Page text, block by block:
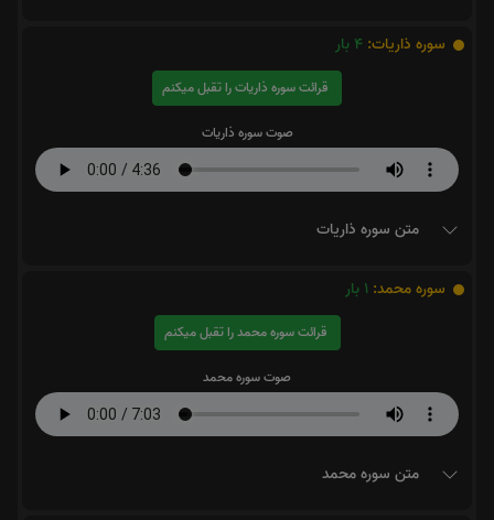
سوره ذاریات: 4 بار
قرائت سوره ذاریات را تقبل میکنم
صوت سوره ذاریات
متن سوره ذاریات
سوره محمد: 1 بار
قرائت سوره محمد را تقبل میکنم
صوت سوره محمد
متن سوره محمد